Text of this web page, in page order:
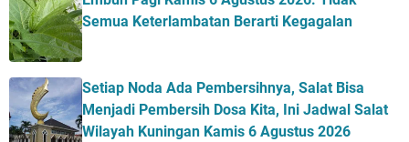
Semua Keterlambatan Berarti Kegagalan
Setiap Noda Ada Pembersihnya, Salat Bisa
Menjadi Pembersih Dosa Kita, Ini Jadwal Salat
Wilayah Kuningan Kamis 6 Agustus 2026